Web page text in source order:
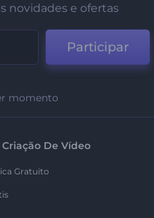
novidades e ofertas
Participar
momento
De Vídeo
Gratuito